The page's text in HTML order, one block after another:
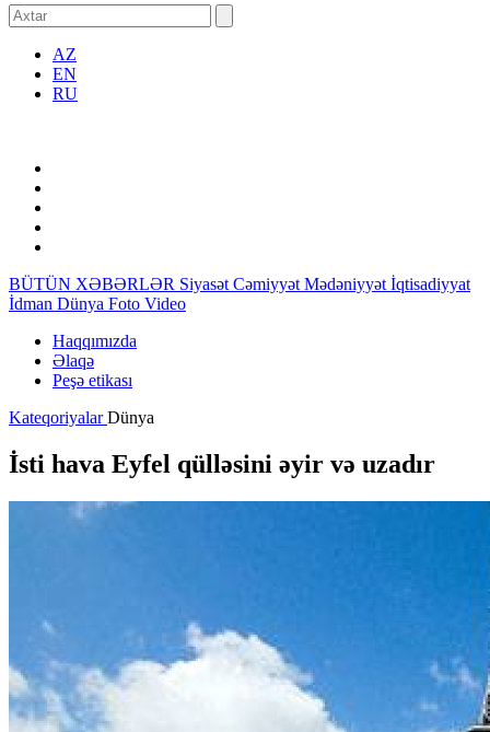
AZ
EN
RU
BÜTÜN XƏBƏRLƏR Siyasət Cəmiyyət Mədəniyyət İqtisadiyyat
İdman Dünya Foto Video
Haqqımızda
Əlaqə
Peşə etikası
KateqoriyalarDünya
İsti hava Eyfel qülləsini əyir və uzadır